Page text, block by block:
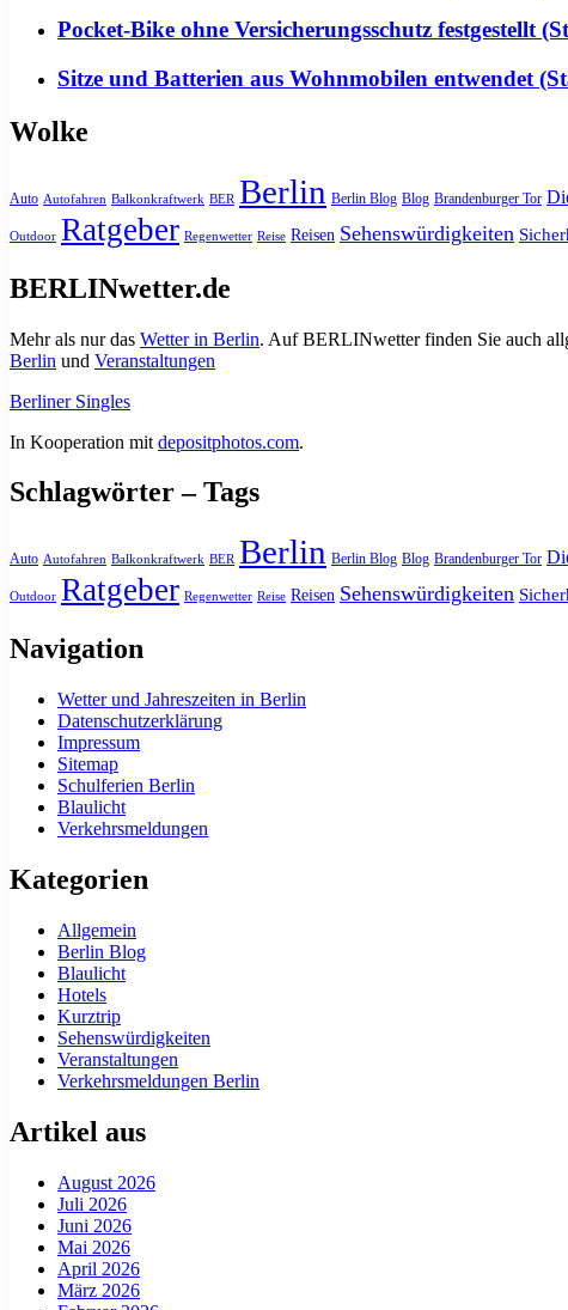
Pocket-Bike ohne Versicherungsschutz festgestellt
Sitze und Batterien aus Wohnmobilen entwendet
Wolke
Auto Autofahren Balkonkraftwerk BER Berlin Berlin Blog Blog Brandenburger Tor
Outdoor Ratgeber Regenwetter Reise Reisen Sehenswürdigkeiten
BERLINwetter.de
Mehr als nur das Wetter in Berlin. Auf BERLINwetter finden Sie auch
Berlin und Veranstaltungen
Berliner Singles
In Kooperation mit depositphotos.com.
Schlagwörter – Tags
Auto Autofahren Balkonkraftwerk BER Berlin Berlin Blog Blog Brandenburger Tor
Outdoor Ratgeber Regenwetter Reise Reisen Sehenswürdigkeiten
Navigation
Wetter und Jahreszeiten in Berlin
Datenschutzerklärung
Impressum
Sitemap
Schulferien Berlin
Blaulicht
Verkehrsmeldungen
Kategorien
Allgemein
Berlin Blog
Blaulicht
Hotels
Kurztrip
Sehenswürdigkeiten
Veranstaltungen
Verkehrsmeldungen Berlin
Artikel aus
August 2026
Juli 2026
Juni 2026
Mai 2026
April 2026
März 2026